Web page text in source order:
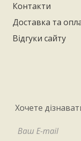
Контакти
Доставка та
Відгуки сайту
Хочете